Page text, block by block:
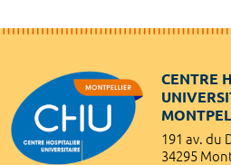
CENTRE
191 av. du
34295